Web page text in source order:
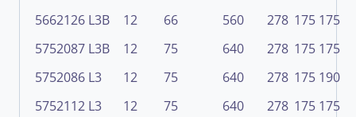
5662126 L3B 12 66 560 278 175 175
5752087 L3B 12 75 640 278 175 175
5752086 L3 12 75 640 278 175 190
5752112 L3 12 75 640 278 175 175